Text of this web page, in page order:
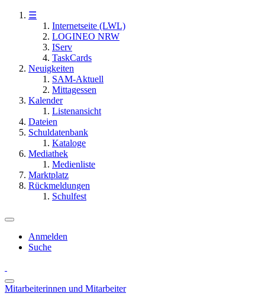
☰
Internetseite (LWL)
LOGINEO NRW
IServ
TaskCards
Neuigkeiten
SAM-Aktuell
Mittagessen
Kalender
Listenansicht
Dateien
Schuldatenbank
Kataloge
Mediathek
Medienliste
Marktplatz
Rückmeldungen
Schulfest
Anmelden
Suche
Mitarbeiterinnen und Mitarbeiter